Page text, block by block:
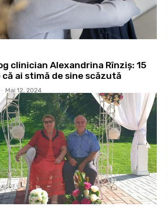
clinician Alexandrina Rînziș: 15
că ai stimă de sine scăzută
- Mai 12, 2024